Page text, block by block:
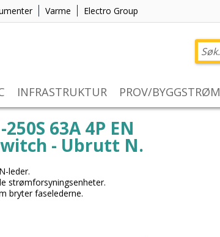
Varme Electro Group
INFRASTRUKTUR PROV/BYGGSTRØM
63A 4P EN
- Ubrutt N.
leder.
strømforsyningsenheter.
bryter faselederne.